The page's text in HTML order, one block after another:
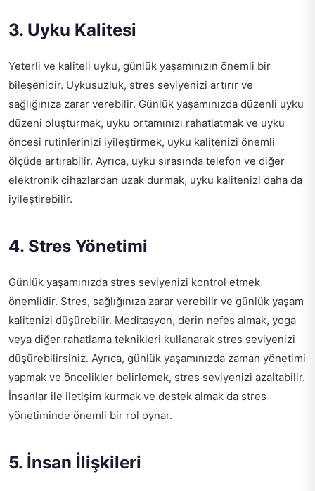
3. Uyku Kalitesi
Yeterli ve kaliteli uyku, günlük yaşamınızın önemli bir
bileşenidir. Uykusuzluk, stres seviyenizi artırır ve
sağlığınıza zarar verebilir. Günlük yaşamınızda düzenli uyku
düzeni oluşturmak, uyku ortamınızı rahatlatmak ve uyku
öncesi rutinlerinizi iyileştirmek, uyku kalitenizi önemli
ölçüde artırabilir. Ayrıca, uyku sırasında telefon ve diğer
elektronik cihazlardan uzak durmak, uyku kalitenizi daha da
iyileştirebilir.
4. Stres Yönetimi
Günlük yaşamınızda stres seviyenizi kontrol etmek
önemlidir. Stres, sağlığınıza zarar verebilir ve günlük yaşam
kalitenizi düşürebilir. Meditasyon, derin nefes almak, yoga
veya diğer rahatlama teknikleri kullanarak stres seviyenizi
düşürebilirsiniz. Ayrıca, günlük yaşamınızda zaman yönetimi
yapmak ve öncelikler belirlemek, stres seviyenizi azaltabilir.
İnsanlar ile iletişim kurmak ve destek almak da stres
yönetiminde önemli bir rol oynar.
5. İnsan İlişkileri